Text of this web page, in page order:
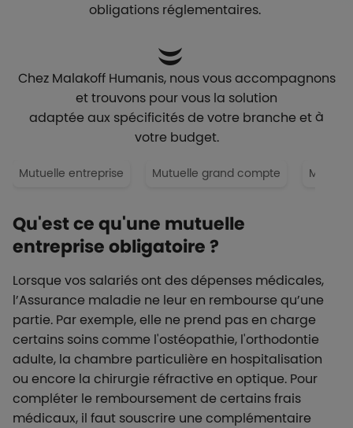
obligations réglementaires.
Chez Malakoff Humanis, nous vous accompagnons
et trouvons pour vous la solution
adaptée aux spécificités de votre branche et à
votre budget.
Mutuelle entreprise Mutuelle grand compte
Qu'est ce qu'une mutuelle
entreprise obligatoire ?
Lorsque vos salariés ont des dépenses médicales,
l’Assurance maladie ne leur en rembourse qu’une
partie. Par exemple, elle ne prend pas en charge
certains soins comme l'ostéopathie, l'orthodontie
adulte, la chambre particulière en hospitalisation
ou encore la chirurgie réfractive en optique. Pour
compléter le remboursement de certains frais
médicaux, il faut souscrire une complémentaire